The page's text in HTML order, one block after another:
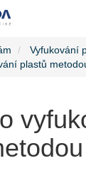
Vyfukování
plastů